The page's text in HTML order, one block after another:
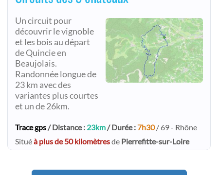
Un circuit pour
découvrir le vignoble
et les bois au départ
de Quincie en
Beaujolais.
Randonnée longue de
23 km avec des
variantes plus courtes
et un de 26km.
Trace gps/ Distance : 23km/ Durée : 7h30/ 69 - Rhône
Situéà plus de 50 kilomètresde Pierrefitte-sur-Loire